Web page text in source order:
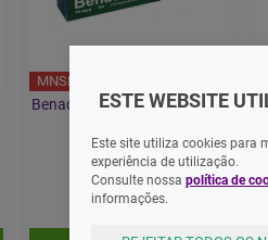
MNSRM
Benaderma, 20 mg/g-50g Gel
11,00 EUR
ESTE WEBSITE
Este site utiliza cookies para
experiência de utilização.
Consulte nossa política de
informações.